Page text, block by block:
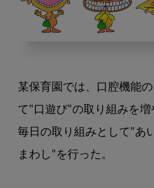
機
能
発
達
不
全
某保育園では、口腔機能
て"口遊び"の取り組みを増
毎日の取り組みとして"あ
まわし"を行った。